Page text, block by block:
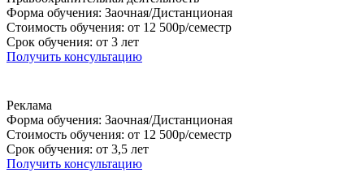
Форма обучения: Заочная/Дистанционая
Стоимость обучения: от 12 500р/семестр
Срок обучения: от 3 лет
Получить консультацию
Реклама
Форма обучения: Заочная/Дистанционая
Стоимость обучения: от 12 500р/семестр
Срок обучения: от 3,5 лет
Получить консультацию